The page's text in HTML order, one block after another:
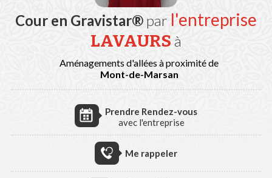
Cour en Gravistar® par l'entreprise
LAVAURS à
Aménagements d'allées à proximité de
Mont-de-Marsan
Prendre Rendez-vous
avec l'entreprise
Me rappeler